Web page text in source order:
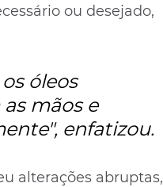
ou desejado,
óleos
mãos e
enfatizou.
alterações abruptas,